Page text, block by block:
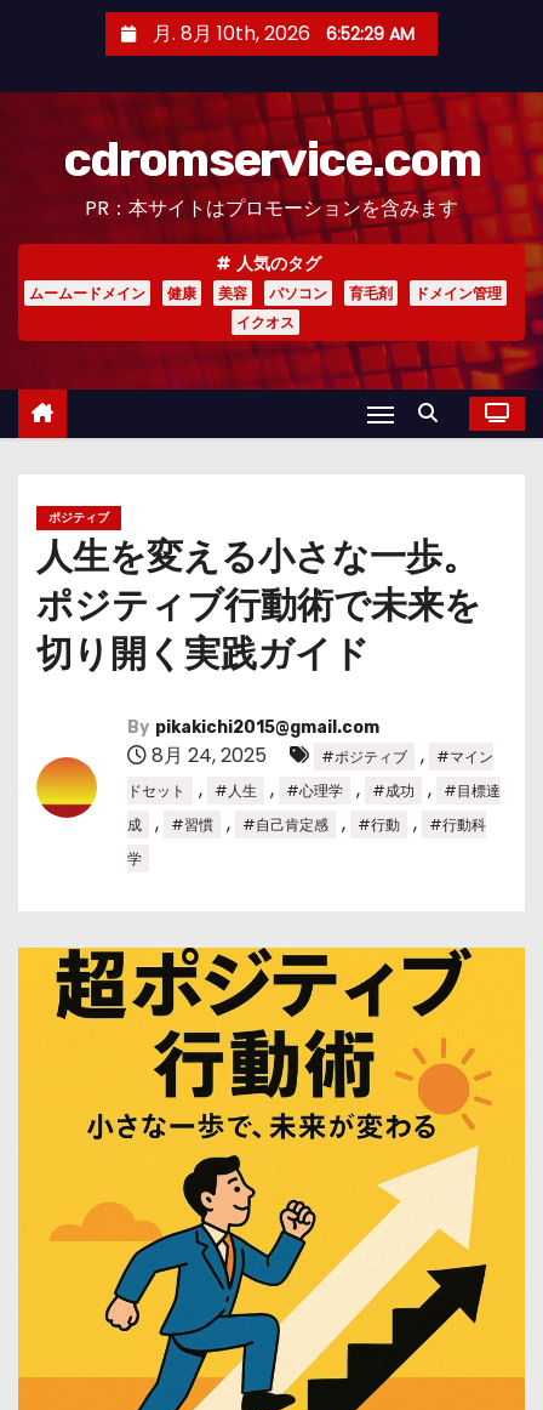
月. 8月 10th, 2026 6:52:30 AM
cdromservice.com
PR：本サイトはプロモーションを含みます
人気のタグ
ムームードメイン 健康 美容 パソコン 育毛剤
ドメイン管理
イクオス
ポジティブ
人生を変える小さな一歩。
ポジティブ行動術で未来を
切り開く実践ガイド
By pikakichi2015@gmail.com
8月 24, 2025 #ポジティブ ,
#マイン
ドセット
, #人生 , #心理学 , #成功 ,
#目標達
成
, #習慣 , #自己肯定感 , #行動 ,
#行動科
学